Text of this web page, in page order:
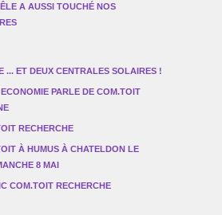
A AUSSI TOUCHÉ NOS
... ET DEUX CENTRALES SOLAIRES !
PARLE DE COM.TOIT
RECHERCHE
À HUMUS À CHATELDON LE
8 MAI
COM.TOIT RECHERCHE